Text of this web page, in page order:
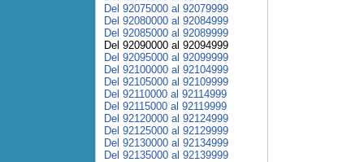
Del 92075000 al 92079999
Del 92080000 al 92084999
Del 92085000 al 92089999
Del 92090000 al 92094999
Del 92095000 al 92099999
Del 92100000 al 92104999
Del 92105000 al 92109999
Del 92110000 al 92114999
Del 92115000 al 92119999
Del 92120000 al 92124999
Del 92125000 al 92129999
Del 92130000 al 92134999
Del 92135000 al 92139999